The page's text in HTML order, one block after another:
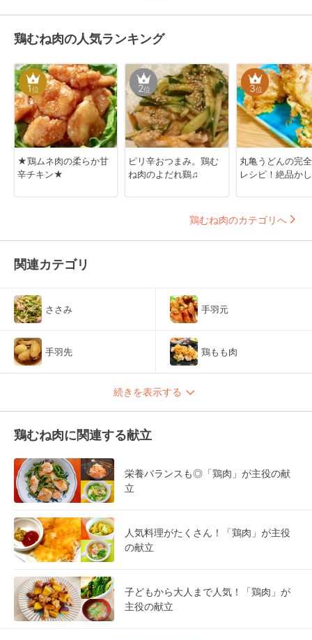
鶏むね肉の人気ランキング
1位
★鶏ムネ肉の柔らか甘
辛チキン★
2位
ピリ辛おつまみ。鶏む
ね肉のよだれ鷄♫
3位
丸亀うどんの完
レシピ！絶品か
鶏むね肉のカテゴリへ
関連カテゴリ
ささみ 手羽元
手羽先 鶏もも肉
続きを表示する
鶏むね肉に関連する献立
栄養バランスも◎「鶏肉」が主役の献
立
人気料理がたくさん！「鶏肉」が主役
の献立
子どもから大人まで人気！「鶏肉」が
主役の献立